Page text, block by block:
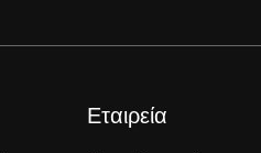
Εταιρεία